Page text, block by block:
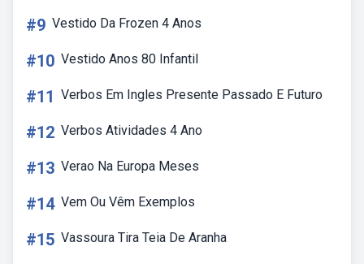
#9 Vestido Da Frozen 4 Anos
#10 Vestido Anos 80 Infantil
#11 Verbos Em Ingles Presente Passado E Futuro
#12 Verbos Atividades 4 Ano
#13 Verao Na Europa Meses
#14 Vem Ou Vêm Exemplos
#15 Vassoura Tira Teia De Aranha